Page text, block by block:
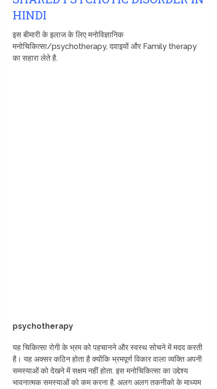
HINDI
इस बीमारी के इलाज के लिए मनोविज्ञानिक
मनोचिकित्सा/psychotherapy, दवाइयों और Family therapy
का सहारा लेते है.
psychotherapy
यह चिकित्सा रोगी के भ्रम को पहचानने और स्वस्थ सोचने में मदद करती
है। यह अक्सर कठिन होता है क्योंकि भ्रमपूर्ण विकार वाला व्यक्ति अपनी
समस्याओं को देखने में सक्षम नहीं होता. इस मनोचिकित्सा का उद्देश्य
भावनात्मक समस्याओं को कम करना है. अलग अलग तकनीको के माध्यम